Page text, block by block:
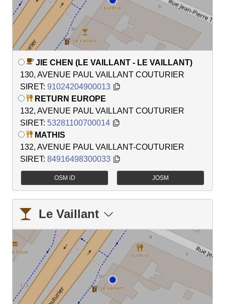
JIE CHEN (LE VAILLANT - LE VAILLANT)
130, AVENUE PAUL VAILLANT COUTURIER
SIRET: 91024204900013
RETURN EUROPE
132, AVENUE PAUL VAILLANT COUTURIER
SIRET: 53281100700014
MATHIS
132, AVENUE PAUL VAILLANT-COUTURIER
SIRET: 84916498300033
OSM iD JOSM
Le Vaillant